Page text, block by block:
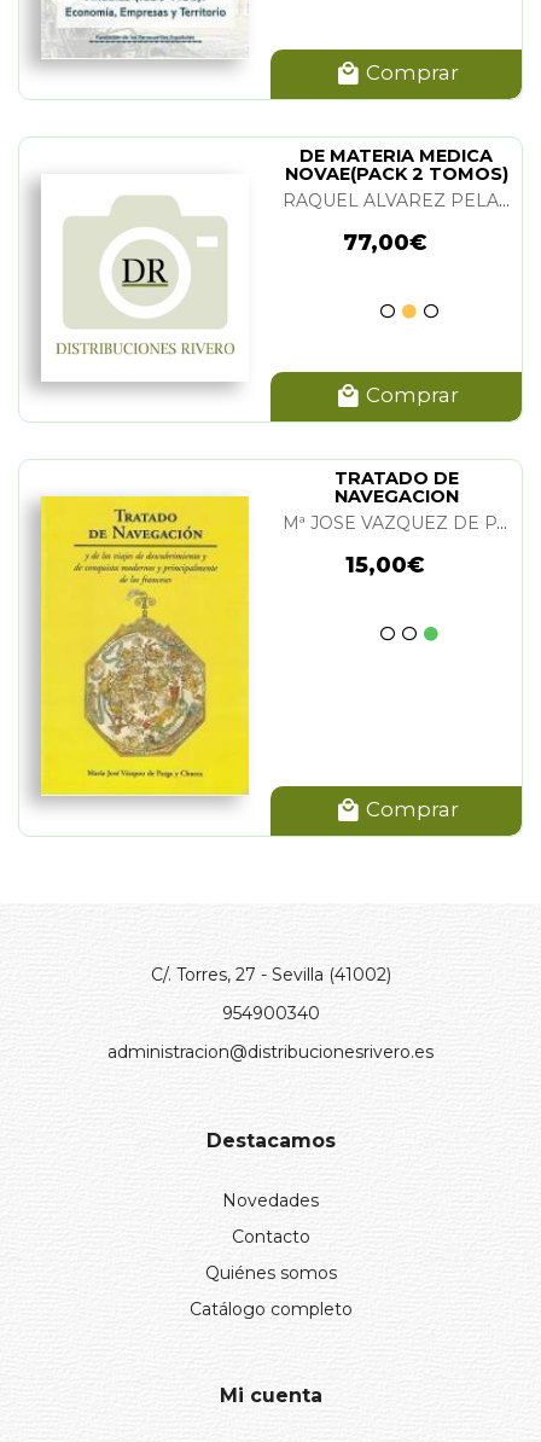
Comprar
DE MATERIA MEDICA
NOVAE(PACK 2 TOMOS)
RAQUEL ALVAREZ PELAEZ Y FLORENTINO FDEZ. GONZALEZ
77,00€
Comprar
TRATADO DE
NAVEGACION
Mª JOSE VAZQUEZ DE PARGA Y CHUECA
15,00€
Comprar
C/. Torres, 27 - Sevilla (41002)
954900340
administracion@distribucionesrivero.es
Destacamos
Novedades
Contacto
Quiénes somos
Catálogo completo
Mi cuenta